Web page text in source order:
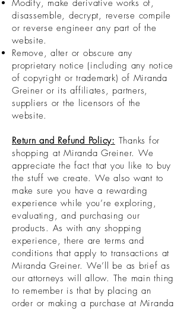
Modify, make derivative works of,
disassemble, decrypt, reverse compile
or reverse engineer any part of the
website.
Remove, alter or obscure any
proprietary notice (including any notice
of copyright or trademark) of Miranda
Greiner or its affiliates, partners,
suppliers or the licensors of the
website.
Return and Refund Policy: Thanks for
shopping at Miranda Greiner. We
appreciate the fact that you like to buy
the stuff we create. We also want to
make sure you have a rewarding
experience while you’re exploring,
evaluating, and purchasing our
products. As with any shopping
experience, there are terms and
conditions that apply to transactions at
Miranda Greiner. We’ll be as brief as
our attorneys will allow. The main thing
to remember is that by placing an
order or making a purchase at Miranda